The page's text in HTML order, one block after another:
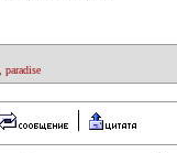
paradise